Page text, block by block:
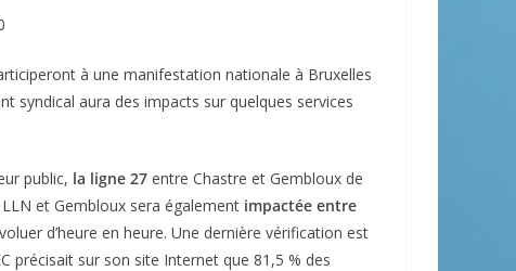
à une manifestation nationale à Bruxelles
syndical aura des impacts sur quelques services
public, la ligne 27 entre Chastre et Gembloux de
et Gembloux sera également impactée entre
d’heure en heure. Une dernière vérification est
précisait sur son site Internet que 81,5 % des